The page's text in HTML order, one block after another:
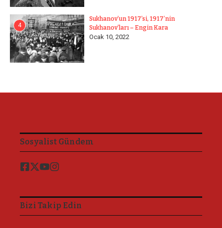
4
Sukhanov’un 1917’si, 1917’nin
Sukhanov’ları – Engin Kara
Ocak 10, 2022
Sosyalist Gündem
Bizi Takip Edin